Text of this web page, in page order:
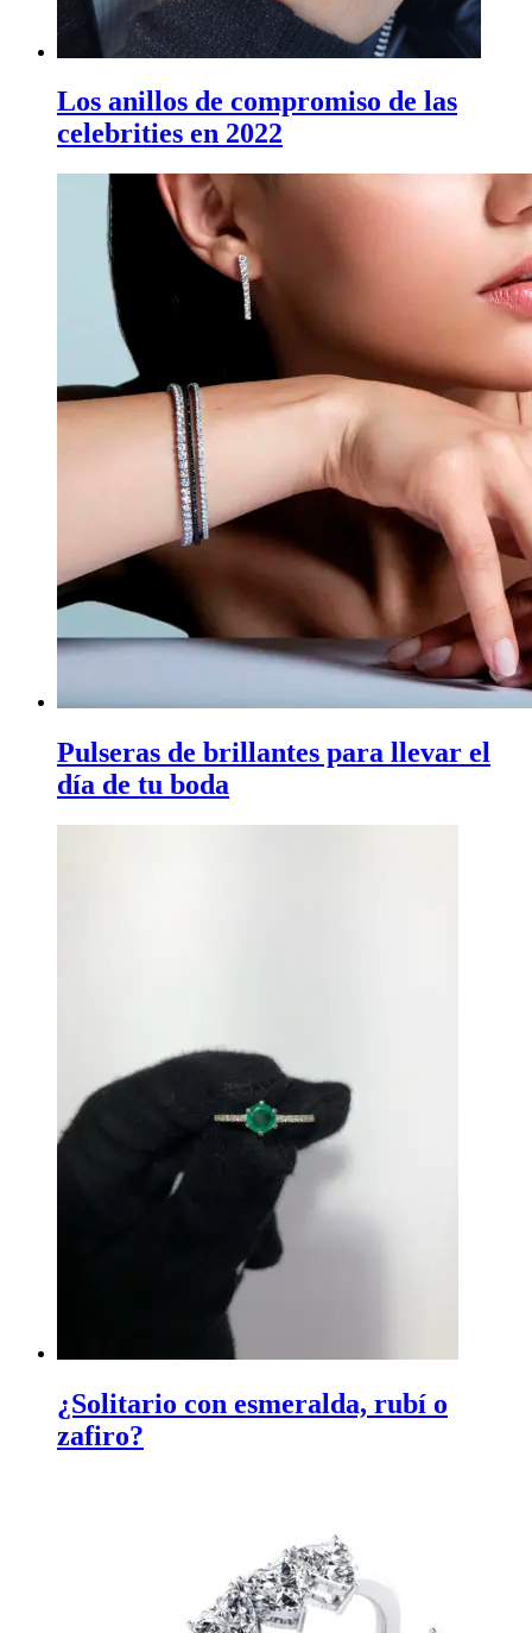
Los anillos de compromiso de las
celebrities en 2022
Pulseras de brillantes para llevar el
día de tu boda
¿Solitario con esmeralda, rubí o
zafiro?